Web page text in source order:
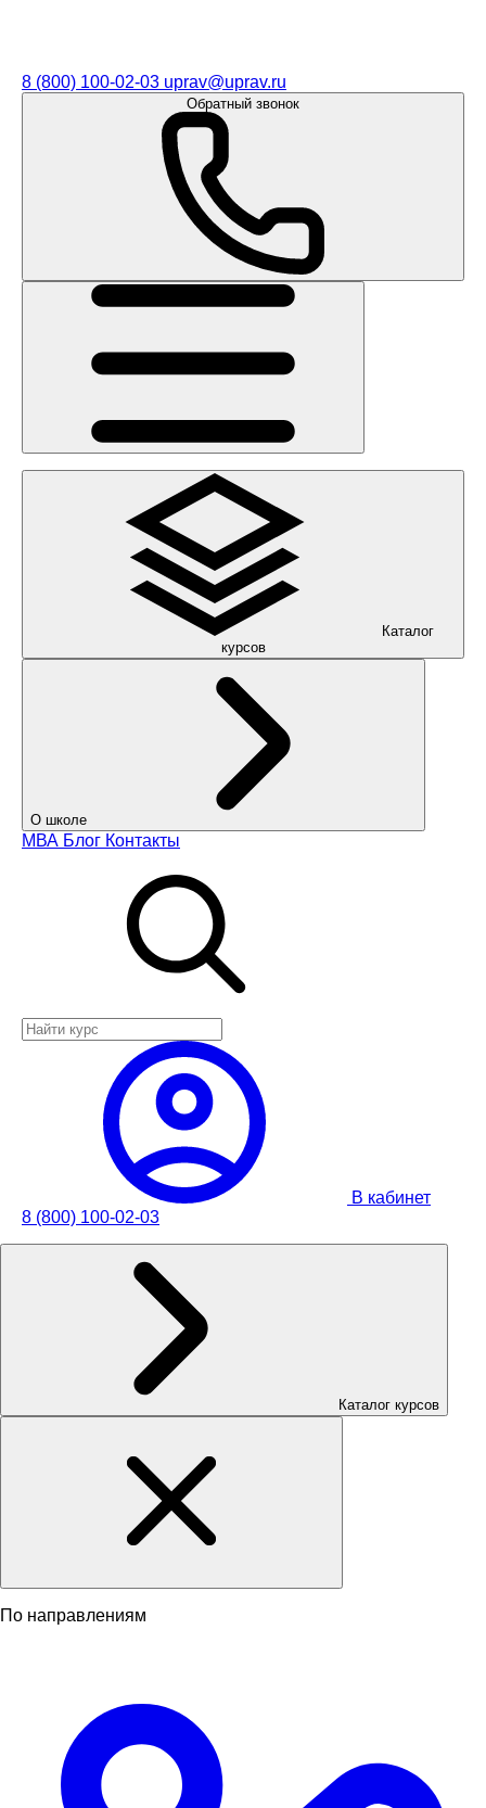
8 (800) 100-02-03 uprav@uprav.ru
Обратный звонок
Каталог
курсов
О школе
МВА Блог Контакты
В кабинет
8 (800) 100-02-03
Каталог курсов
По направлениям